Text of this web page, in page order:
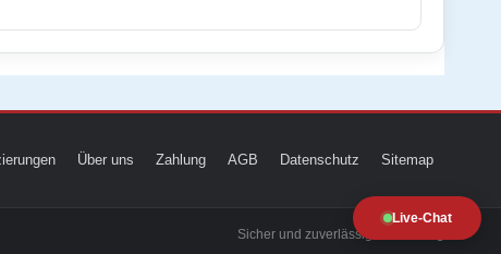
Live-Chat
Über uns Zahlung AGB Datenschutz Sitemap
Sicher und zuverlässig zur Prüfung